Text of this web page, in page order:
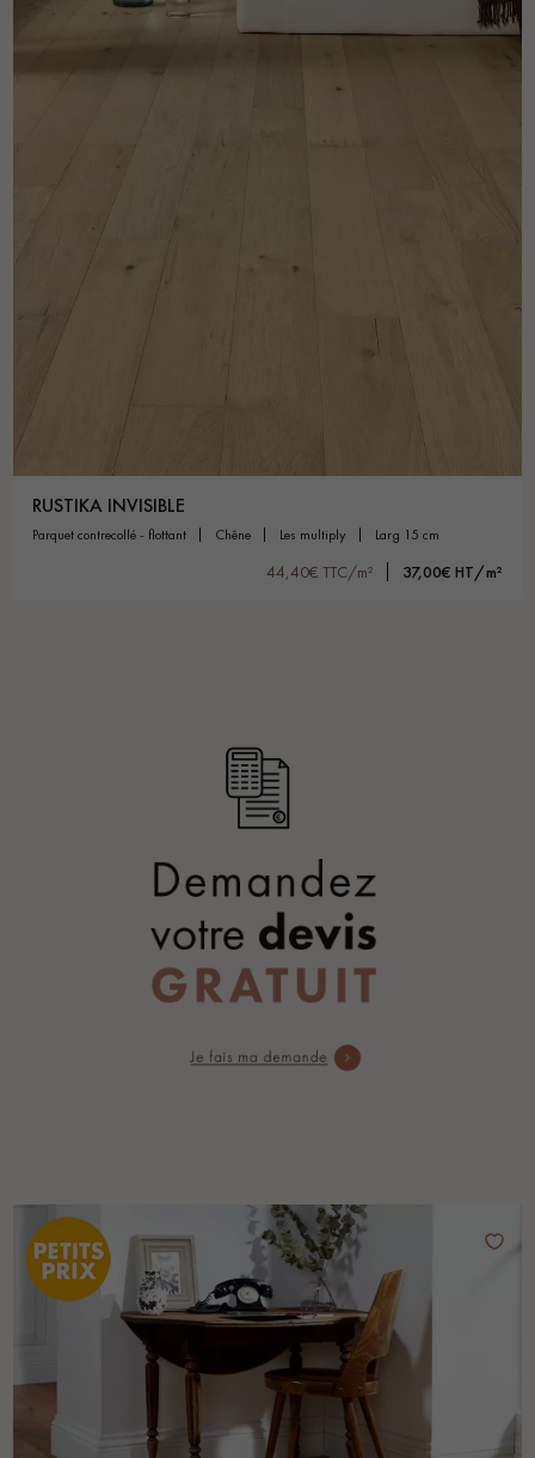
RUSTIKA INVISIBLE
parquet contrecollé - flottant chêne les multiply larg 15 cm
44,40€ TTC/m² 37,00€ HT/m²